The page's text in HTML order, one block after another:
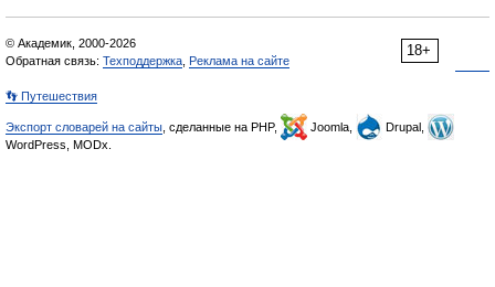
18+
© Академик, 2000-2026
Обратная связь: Техподдержка Реклама на сайте
👣 Путешествия
Экспорт словарей на сайты , сделанные на PHP, Joomla,
Drupal,
WordPress, MODx.